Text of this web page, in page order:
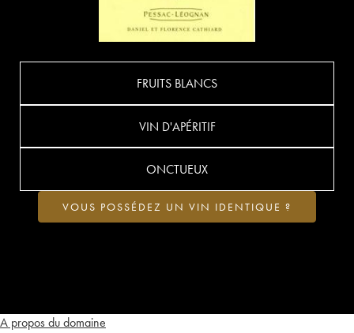
A propos du domaine
FRUITS BLANCS
VIN D'APÉRITIF
ONCTUEUX
VOUS POSSÉDEZ UN VIN IDENTIQUE ?